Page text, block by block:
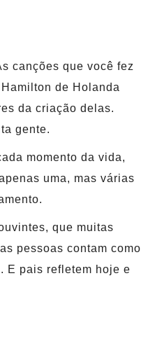
canções que você fez
de Holanda
da criação delas.
gente.
momento da vida,
uma, mas várias
que muitas
pessoas contam como
E pais refletem hoje e